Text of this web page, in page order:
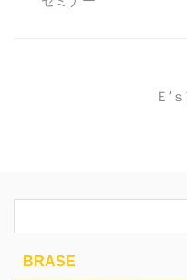
Ｅ’
BRASE